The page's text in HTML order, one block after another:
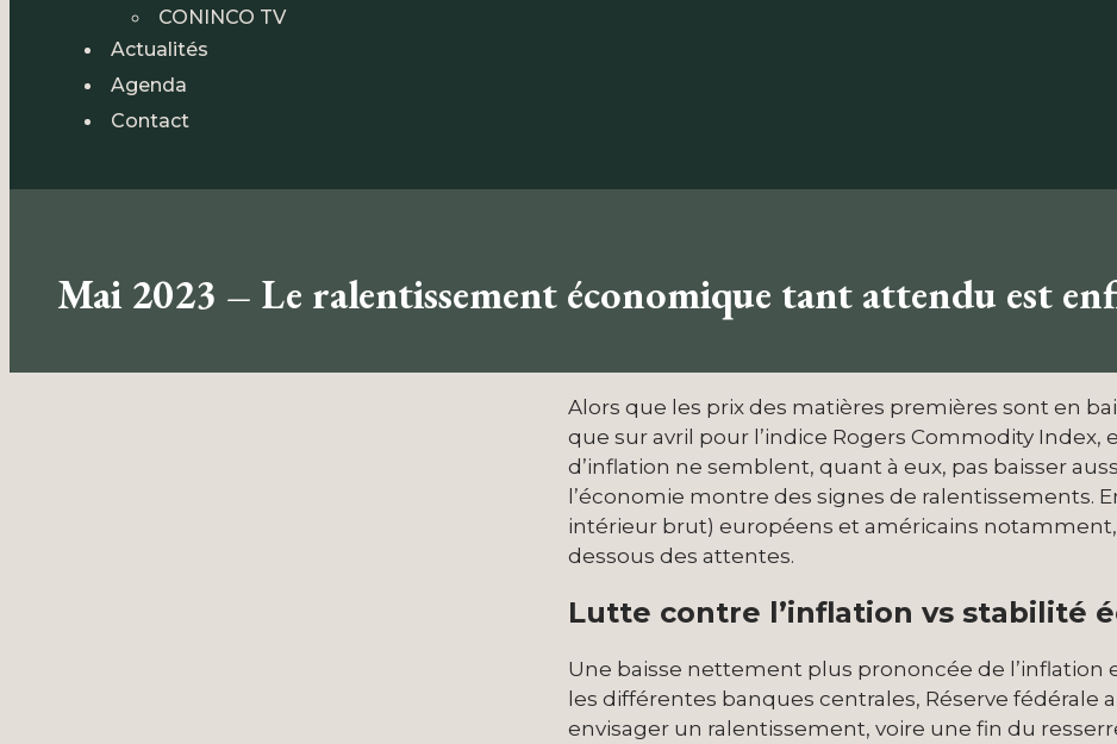
CONINCO TV
Actualités
Agenda
Contact
Mai 2023 – Le ralentissement économique tant attendu est
Alors que les prix des matières premières sont en
que sur avril pour l’indice Rogers Commodity Index,
d’inflation ne semblent, quant à eux, pas baisser
l’économie montre des signes de ralentissements.
intérieur brut) européens et américains
dessous des attentes.
Lutte contre l’inflation vs stabilité
Une baisse nettement plus prononcée de
les différentes banques centrales, Réserve fédérale
envisager un ralentissement, voire une fin du